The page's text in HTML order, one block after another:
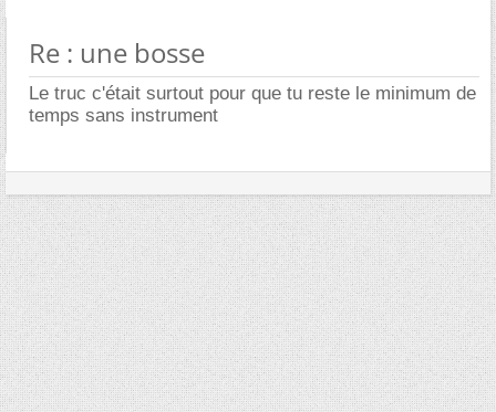
Re : une bosse
Le truc c'était surtout pour que tu reste le minimum de
temps sans instrument